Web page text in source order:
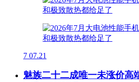
7 07.21
魅族二十二成唯一未涨价高